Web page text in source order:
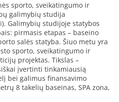
sporto, sveikatingumo ir
galimybių studija
Galimybių studijoje statybos
pirmasis etapas – baseino
salės statyba. Šiuo metu yra
sporto, sveikatingumo ir
projektas. Tikslas –
įvertinti tinkamiausią
bei galimus finansavimo
8 takelių baseinas, SPA zona,